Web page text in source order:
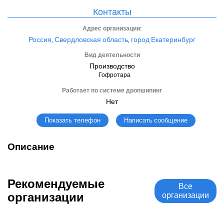
Контакты
Адрес организации:
Россия, Свердловская область, город Екатеринбург
Вид деятельности
Производство
Гофротара
Работает по системе дропшипинг
Нет
Показать телефон Написать сообщение
Описание
Рекомендуемые
организации
Все
организации